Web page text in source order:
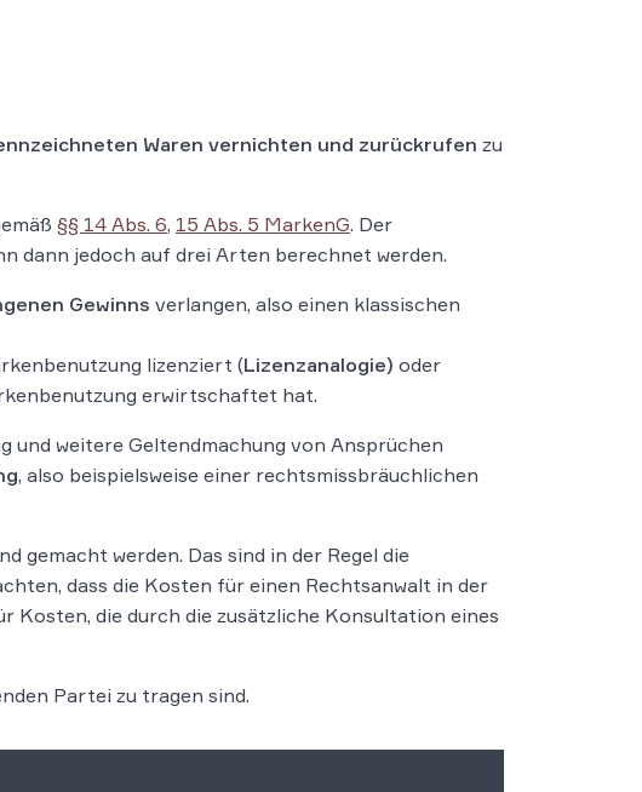
Waren vernichten und zurückrufen zu
§§ 14 Abs. 6, 15 Abs. 5 MarkenG. Der
dann jedoch auf drei Arten berechnet werden.
Gewinns verlangen, also einen klassischen
lizenziert (Lizenzanalogie) oder
erwirtschaftet hat.
und weitere Geltendmachung von Ansprüchen
, also beispielsweise einer rechtsmissbräuchlichen
gemacht werden. Das sind in der Regel die
dass die Kosten für einen Rechtsanwalt in der
Kosten, die durch die zusätzliche Konsultation eines
Partei zu tragen sind.